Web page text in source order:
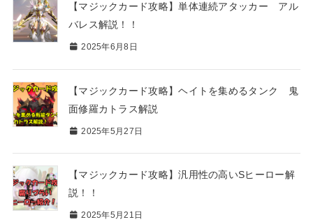
【マジックカード攻略】単体連続アタッカー アル
バレス解説！！
2025年6月8日
【マジックカード攻略】ヘイトを集めるタンク 鬼
面修羅カトラス解説
2025年5月27日
【マジックカード攻略】汎用性の高いSヒーロー解
説！！
2025年5月21日